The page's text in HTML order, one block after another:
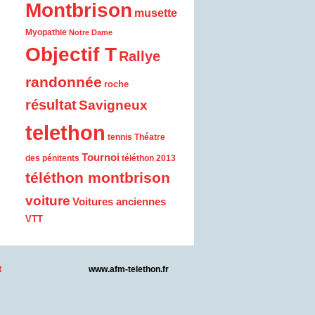
Montbrison musette
Myopathie Notre Dame
Objectif TRallye
randonnée roche
résultatSavigneux
telethon tennis Théatre
des pénitents Tournoi téléthon 2013
téléthon montbrison
voiture Voitures anciennes
VTT
www.afm-telethon.fr